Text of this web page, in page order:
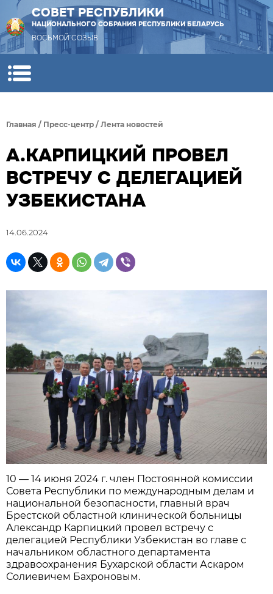
СОВЕТ РЕСПУБЛИКИ
НАЦИОНАЛЬНОГО СОБРАНИЯ РЕСПУБЛИКИ БЕЛАРУСЬ
ВОСЬМОЙ СОЗЫВ
Главная / Пресс-центр / Лента новостей
А.КАРПИЦКИЙ ПРОВЕЛ
ВСТРЕЧУ С ДЕЛЕГАЦИЕЙ
УЗБЕКИСТАНА
14.06.2024
10 — 14 июня 2024 г. член Постоянной комиссии
Совета Республики по международным делам и
национальной безопасности, главный врач
Брестской областной клинической больницы
Александр Карпицкий провел встречу с
делегацией Республики Узбекистан во главе с
начальником областного департамента
здравоохранения Бухарской области Аскаром
Солиевичем Бахроновым.